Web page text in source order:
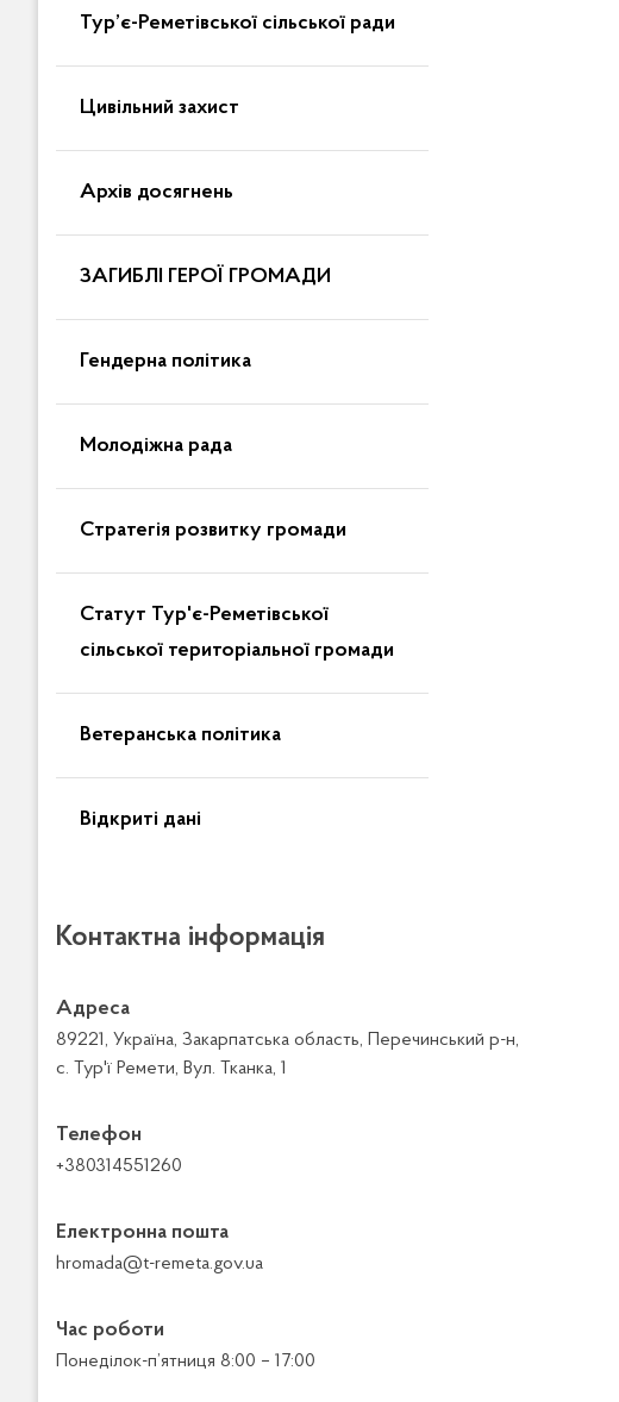
Тур’є-Реметівської сільської ради
Цивільний захист
Архів досягнень
ЗАГИБЛІ ГЕРОЇ ГРОМАДИ
Гендерна політика
Молодіжна рада
Стратегія розвитку громади
Статут Тур'є-Реметівської
сільської територіальної громади
Ветеранська політика
Відкриті дані
Контактна інформація
Адреса
89221, Україна, Закарпатська область, Перечинський р-н,
с. Тур'ї Ремети, Вул. Тканка, 1
Телефон
+380314551260
Електронна пошта
hromada@t-remeta.gov.ua
Час роботи
Понеділок-п’ятниця 8:00 – 17:00